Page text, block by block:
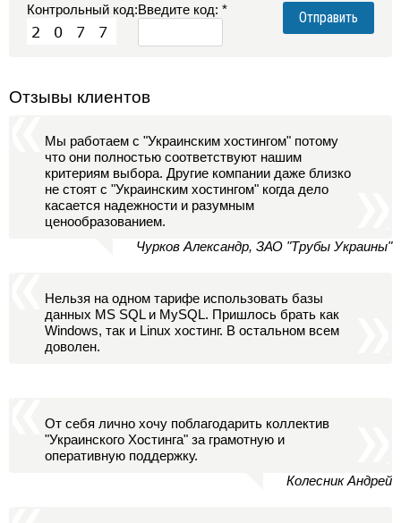
Контрольный код:Введите код: *
Отзывы клиентов
Мы работаем с "Украинским хостингом" потому
что они полностью соответствуют нашим
критериям выбора. Другие компании даже близко
не стоят с "Украинским хостингом" когда дело
касается надежности и разумным
ценообразованием.
Чурков Александр, ЗАО "Трубы Украины"
Нельзя на одном тарифе использовать базы
данных MS SQL и MySQL. Пришлось брать как
Windows, так и Linux хостинг. В остальном всем
доволен.
От себя лично хочу поблагодарить коллектив
"Украинского Хостинга" за грамотную и
оперативную поддержку.
Колесник Андрей